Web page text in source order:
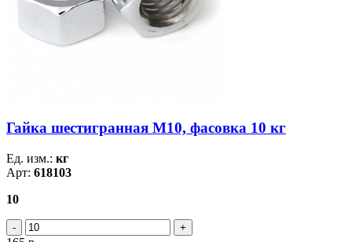
Гайка шестигранная М10, фасовка 10 кг
Ед. изм.: кг
Арт: 618103
10